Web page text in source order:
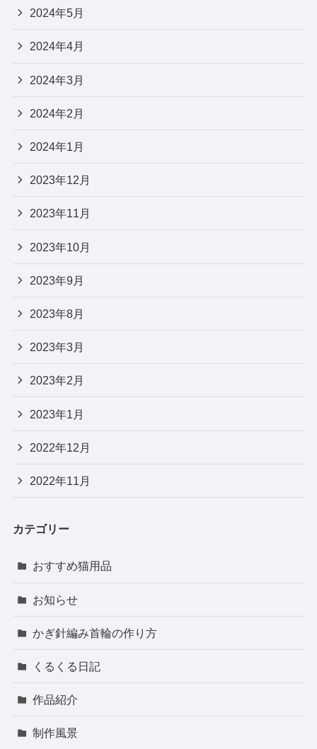
2024年5月
2024年4月
2024年3月
2024年2月
2024年1月
2023年12月
2023年11月
2023年10月
2023年9月
2023年8月
2023年3月
2023年2月
2023年1月
2022年12月
2022年11月
カテゴリー
おすすめ猫用品
お知らせ
かぎ針編み首輪の作り方
くるくる日記
作品紹介
制作風景